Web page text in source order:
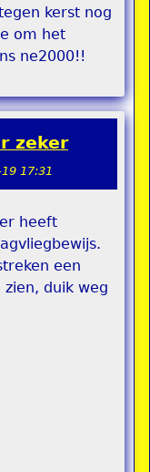
kerst nog
om het
ne2000!!
zeker
17:31
heeft
een
duik weg